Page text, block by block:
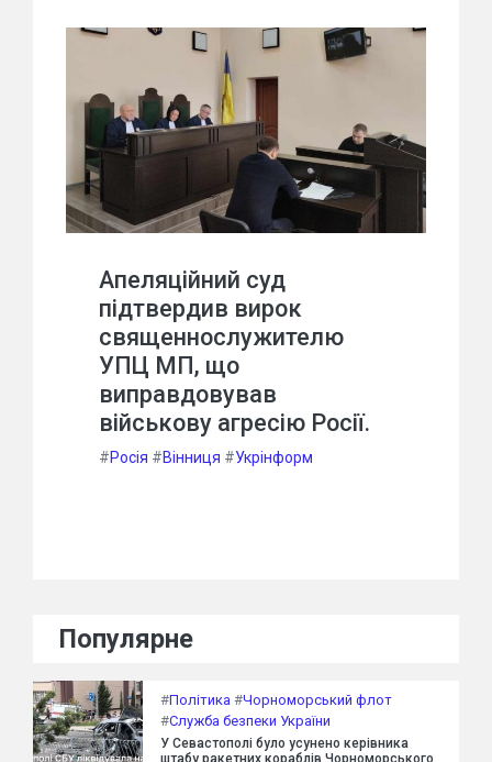
Апеляційний суд
підтвердив вирок
священнослужителю
УПЦ МП, що
виправдовував
військову агресію Росії.
#Росія #Вінниця #Укрінформ
Популярне
#Політика #Чорноморський флот
#Служба безпеки України
У Севастополі було усунено керівника